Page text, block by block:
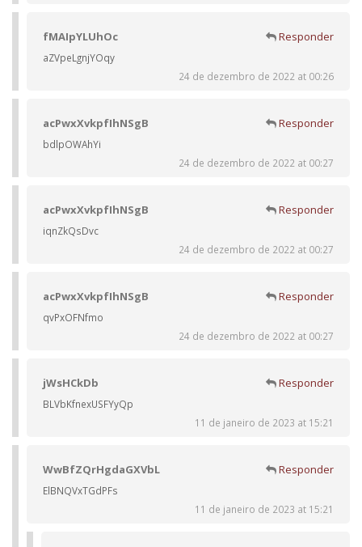
fMAIpYLUhOc Responder
aZVpeLgnjYOqy
24 de dezembro de 2022 at 00:26
acPwxXvkpfIhNSgB Responder
bdlpOWAhYi
24 de dezembro de 2022 at 00:27
acPwxXvkpfIhNSgB Responder
iqnZkQsDvc
24 de dezembro de 2022 at 00:27
acPwxXvkpfIhNSgB Responder
qvPxOFNfmo
24 de dezembro de 2022 at 00:27
jWsHCkDb Responder
BLVbKfnexUSFYyQp
11 de janeiro de 2023 at 15:21
WwBfZQrHgdaGXVbL Responder
ElBNQVxTGdPFs
11 de janeiro de 2023 at 15:21